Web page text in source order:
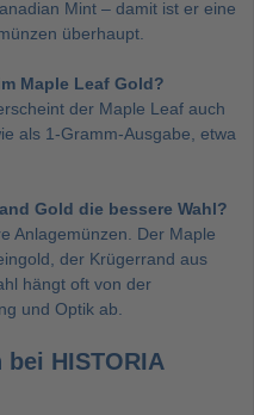
Mint – damit ist er eine
überhaupt.
Maple Leaf Gold?
der Maple Leaf auch
als 1-Gramm-Ausgabe, etwa
Gold die bessere Wahl?
Anlagemünzen. Der Maple
der Krügerrand aus
hängt oft von der
und Optik ab.
HISTORIA